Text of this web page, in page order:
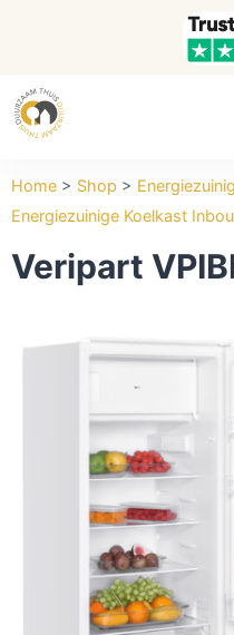
Home > Shop >
Energiezuinige Koelkast
Veripart